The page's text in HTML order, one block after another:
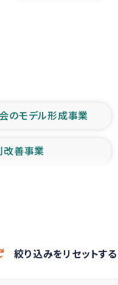
のモデル形成事業
改善事業
援事業
者支援
の生活再建支援
絞り込みをリセットする